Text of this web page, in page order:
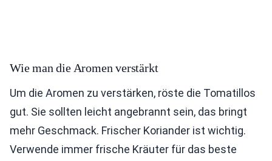
Wie man die Aromen verstärkt
Um die Aromen zu verstärken, röste die Tomatillos
gut. Sie sollten leicht angebrannt sein, das bringt
mehr Geschmack. Frischer Koriander ist wichtig.
Verwende immer frische Kräuter für das beste